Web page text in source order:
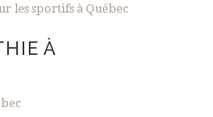
les sportifs à Québec
À